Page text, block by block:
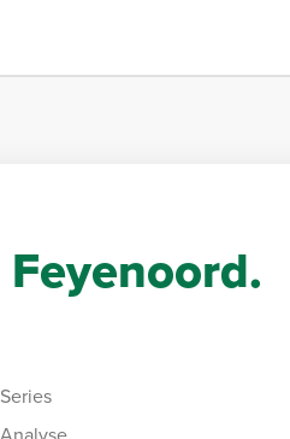
Feyenoord.
Series